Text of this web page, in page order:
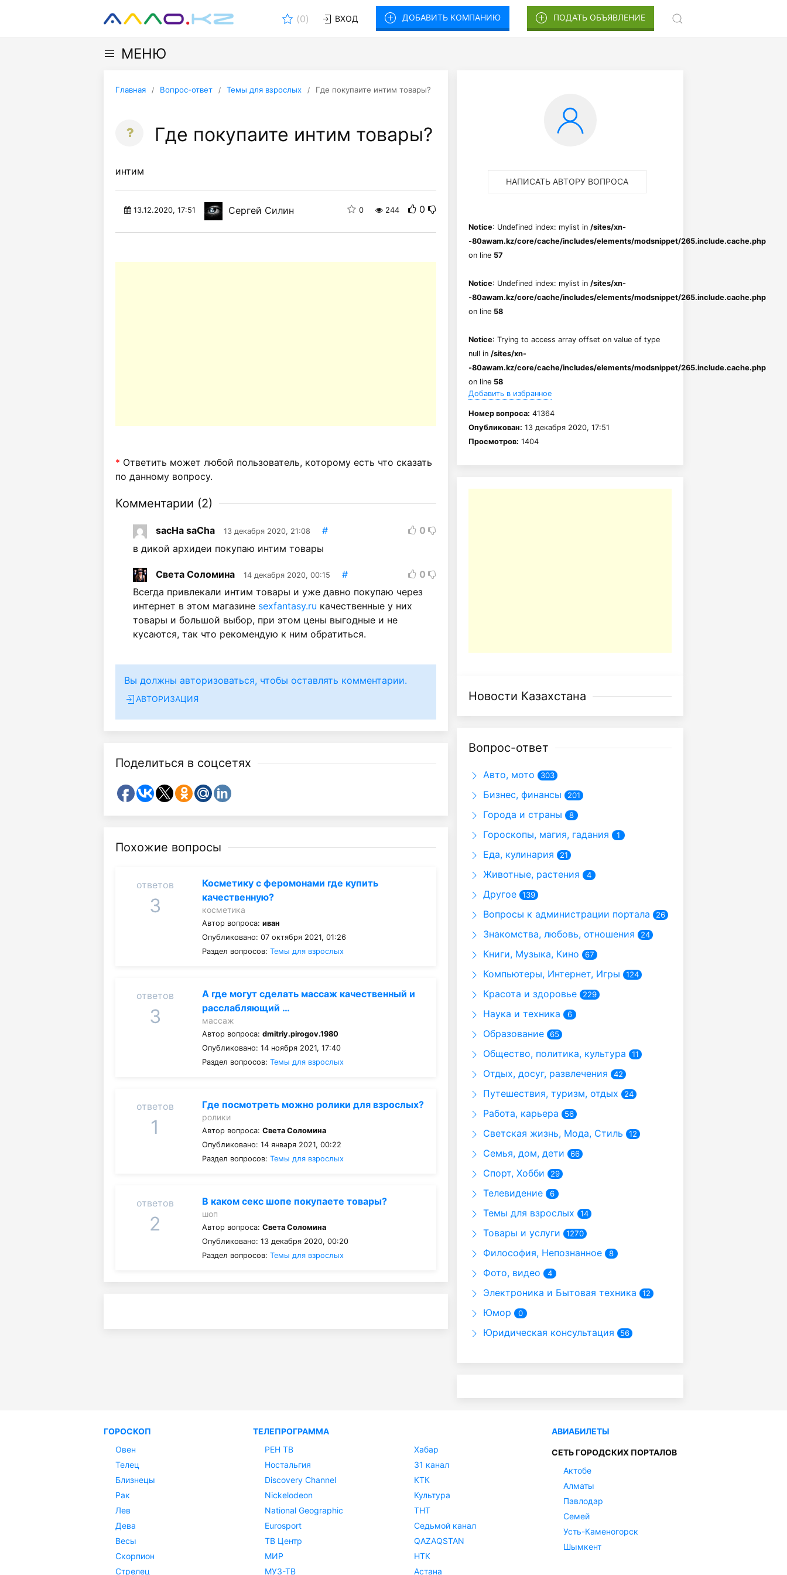
(0) ВХОД ДОБАВИТЬ КОМПАНИЮ ПОДАТЬ ОБЪЯВЛЕНИЕ
МЕНЮ
Главная Вопрос-ответ Темы для взрослых Где покупаите интим товары?
Где покупаите интим товары?
интим
13.12.2020, 17:51 Сергей Силин 0 244 0
* Ответить может любой пользователь, которому есть что сказать
по данному вопросу.
Комментарии (2)
sacHa saCha 13 декабря 2020, 21:08 #
0
в дикой архидеи покупаю интим товары
Света Соломина 14 декабря 2020, 00:15 #
0
Всегда привлекали интим товары и уже давно покупаю через
интернет в этом магазине sexfantasy.ru качественные у них
товары и большой выбор, при этом цены выгодные и не
кусаются, так что рекомендую к ним обратиться.
Вы должны авторизоваться, чтобы оставлять комментарии.
АВТОРИЗАЦИЯ
Поделиться в соцсетях
Похожие вопросы
ответов
3
Косметику с феромонами где купить
качественную?
косметика
Автор вопроса:иван
Опубликовано: 07 октября 2021, 01:26
Раздел вопросов:Темы для взрослых
ответов
3
А где могут сделать массаж качественный и
расслабляющий …
массаж
Автор вопроса:dmitriy.pirogov.1980
Опубликовано: 14 ноября 2021, 17:40
Раздел вопросов:Темы для взрослых
ответов
1
Где посмотреть можно ролики для взрослых?
ролики
Автор вопроса:Света Соломина
Опубликовано: 14 января 2021, 00:22
Раздел вопросов:Темы для взрослых
ответов
2
В каком секс шопе покупаете товары?
шоп
Автор вопроса:Света Соломина
Опубликовано: 13 декабря 2020, 00:20
Раздел вопросов:Темы для взрослых
НАПИСАТЬ АВТОРУ ВОПРОСА
Notice: Undefined index: mylist in /sites/xn-
-80awam.kz/core/cache/includes/elements/modsnippet/265.include.cache.php
on line 57
Notice: Undefined index: mylist in /sites/xn-
-80awam.kz/core/cache/includes/elements/modsnippet/265.include.cache.php
on line 58
Notice: Trying to access array offset on value of type
null in /sites/xn-
-80awam.kz/core/cache/includes/elements/modsnippet/265.include.cache.php
on line 58
Добавить в избранное
Номер вопроса: 41364
Опубликован: 13 декабря 2020, 17:51
Просмотров: 1404
Новости Казахстана
Вопрос-ответ
Авто, мото 303
Бизнес, финансы 201
Города и страны 8
Гороскопы, магия, гадания 1
Еда, кулинария 21
Животные, растения 4
Другое 139
Вопросы к администрации портала 26
Знакомства, любовь, отношения 24
Книги, Музыка, Кино 67
Компьютеры, Интернет, Игры 124
Красота и здоровье 229
Наука и техника 6
Образование 65
Общество, политика, культура 11
Отдых, досуг, развлечения 42
Путешествия, туризм, отдых 24
Работа, карьера 56
Светская жизнь, Мода, Стиль 12
Семья, дом, дети 66
Спорт, Хобби 29
Телевидение 6
Темы для взрослых 14
Товары и услуги 1270
Философия, Непознанное 8
Фото, видео 4
Электроника и Бытовая техника 12
Юмор 0
Юридическая консультация 56
ГОРОСКОП
Овен
Телец
Близнецы
Рак
Лев
Дева
Весы
Скорпион
Стрелец
ТЕЛЕПРОГРАММА
РЕН ТВ
Ностальгия
Discovery Channel
Nickelodeon
National Geographic
Eurosport
ТВ Центр
МИР
МУЗ-ТВ
Хабар
31 канал
КТК
Культура
ТНТ
Седьмой канал
QAZAQSTAN
НТК
Астана
АВИАБИЛЕТЫ
СЕТЬ ГОРОДСКИХ ПОРТАЛОВ
Актобе
Алматы
Павлодар
Семей
Усть-Каменогорск
Шымкент